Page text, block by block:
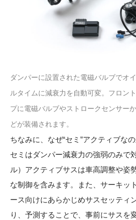
ダンパーに設置された電磁バルブでオ
ルタイムに減衰力を自動可変。フロン
プに電磁バルブやストロークセンサー
どが装備されます。
ちなみに、なぜ“セミ”アクティブなの
セミはダンパー減衰力の強弱のみで
ル）アクティブサスは車高調整や姿
な制御を含みます。また、サーキッ
ース向けにあらかじめサスセッティ
り、予測することで、事前にサスを